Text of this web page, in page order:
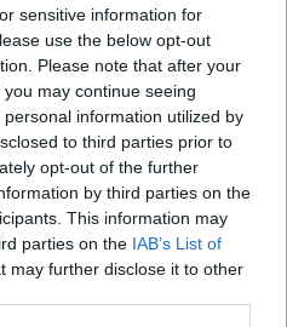
sensitive information for
use the below opt-out
Please note that after your
may continue seeing
information utilized by
to third parties prior to
opt-out of the further
by third parties on the
This information may
parties on the IAB’s List of
may further disclose it to other